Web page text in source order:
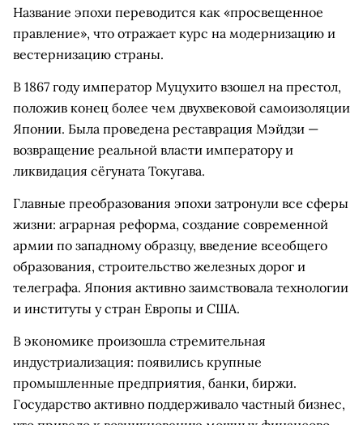
Название эпохи переводится как «просвещенное
правление», что отражает курс на модернизацию и
вестернизацию страны.
В 1867 году император Муцухито взошел на престол,
положив конец более чем двухвековой самоизоляции
Японии. Была проведена реставрация Мэйдзи —
возвращение реальной власти императору и
ликвидация сёгуната Токугава.
Главные преобразования эпохи затронули все сферы
жизни: аграрная реформа, создание современной
армии по западному образцу, введение всеобщего
образования, строительство железных дорог и
телеграфа. Япония активно заимствовала технологии
и институты у стран Европы и США.
В экономике произошла стремительная
индустриализация: появились крупные
промышленные предприятия, банки, биржи.
Государство активно поддерживало частный бизнес,